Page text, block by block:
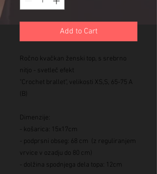
Add to Cart
Ročno kvačkan ženski top, s srebrno
nitjo - svetleč efekt
"Crochet brallet", velikosti XS,S, 65-75 A
(B)
Dimenzije:
- košarica: 15x17cm
- podprsni obseg: 68 cm (z reguliranjem
vrvice v ozadju do 80 cm)
- dolžina spodnjega dela topa: 12cm